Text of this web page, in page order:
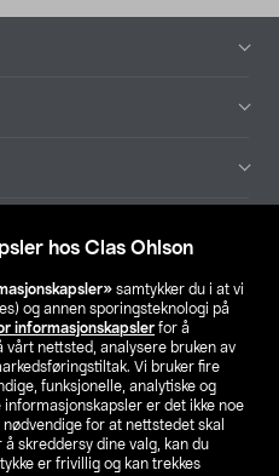
hos Clas Ohlson
samtykker du i at vi
og annen sporingsteknologi på
informasjonskapsler for å
nettsted, analysere bruken av
Vi bruker fire
funksjonelle, analytiske og
er det ikke noe
for at nettstedet skal
skreddersy dine valg, kan du
er frivillig og kan trekkes
din butikk
FI